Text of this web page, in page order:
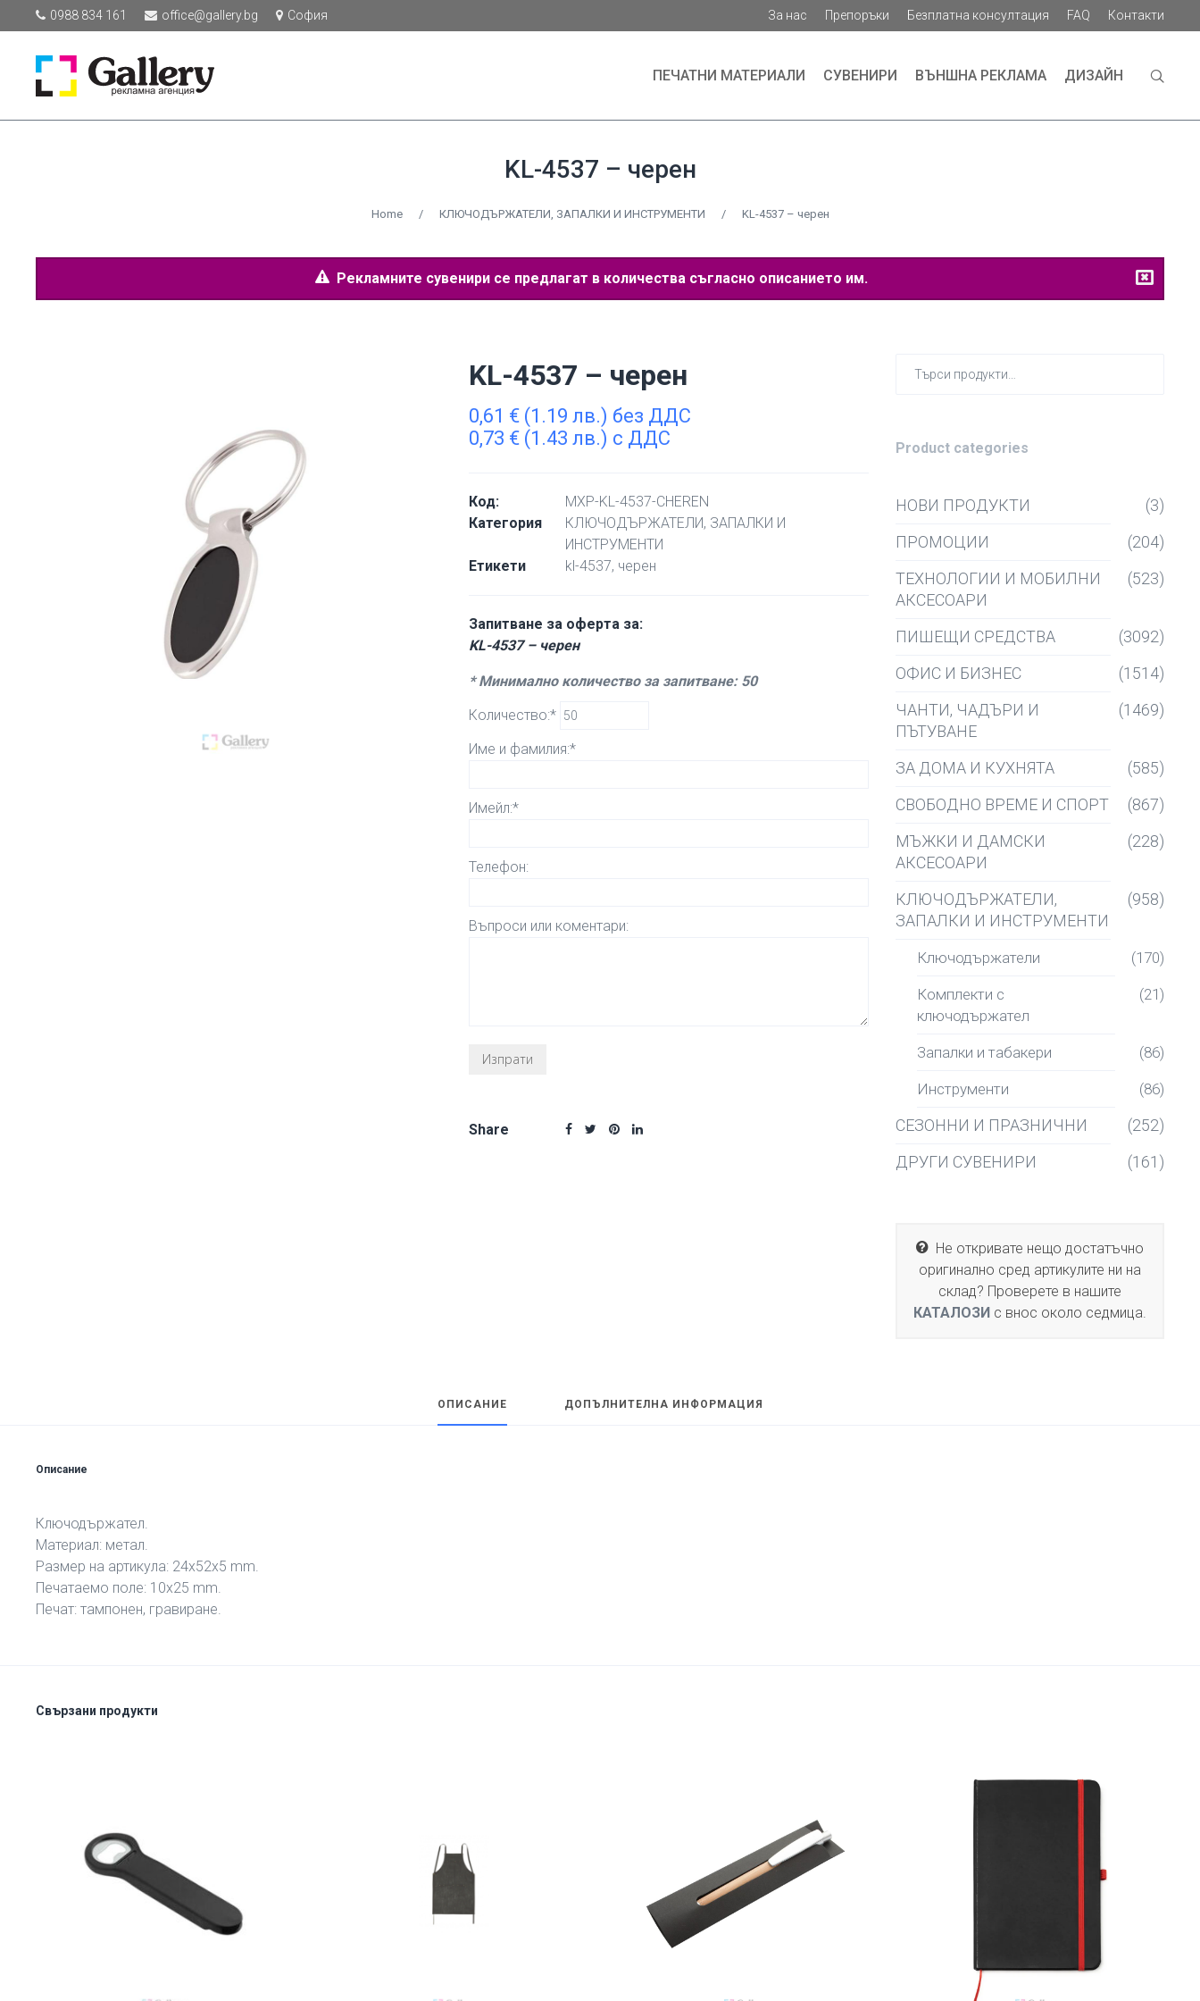
0988 834 161 office@gallery.bg София За нас Препоръки Безплатна консултация FAQ Контакти
ПЕЧАТНИ МАТЕРИАЛИ СУВЕНИРИ ВЪНШНА РЕКЛАМА ДИЗАЙН
KL-4537 – черен
Home / КЛЮЧОДЪРЖАТЕЛИ, ЗАПАЛКИ И ИНСТРУМЕНТИ / KL-4537 – черен
Рекламните сувенири се предлагат в количества съгласно описанието им.
KL-4537 – черен
0,61 € (1.19 лв.) без ДДС
0,73 € (1.43 лв.) с ДДС
Код:
MXP-KL-4537-CHEREN
Категория
КЛЮЧОДЪРЖАТЕЛИ, ЗАПАЛКИ И
ИНСТРУМЕНТИ
Етикети
kl-4537, черен
Запитване за оферта за:
KL-4537 – черен
* Минимално количество за запитване: 50
Количество:*
Име и фамилия:*
Имейл:*
Телефон:
Въпроси или коментари:
Share
Product categories
НОВИ ПРОДУКТИ
(3)
ПРОМОЦИИ
(204)
ТЕХНОЛОГИИ И МОБИЛНИ
АКСЕСОАРИ
(523)
ПИШЕЩИ СРЕДСТВА
(3092)
ОФИС И БИЗНЕС
(1514)
ЧАНТИ, ЧАДЪРИ И
ПЪТУВАНЕ
(1469)
ЗА ДОМА И КУХНЯТА
(585)
СВОБОДНО ВРЕМЕ И СПОРТ
(867)
МЪЖКИ И ДАМСКИ
АКСЕСОАРИ
(228)
КЛЮЧОДЪРЖАТЕЛИ,
ЗАПАЛКИ И ИНСТРУМЕНТИ
(958)
Ключодържатели (170)
Комплекти с
ключодържател
(21)
Запалки и табакери (86)
Инструменти (86)
СЕЗОННИ И ПРАЗНИЧНИ
(252)
ДРУГИ СУВЕНИРИ
(161)
Не откривате нещо достатъчно
оригинално сред артикулите ни на
склад? Проверете в нашите
КАТАЛОЗИ с внос около седмица.
ОПИСАНИЕ ДОПЪЛНИТЕЛНА ИНФОРМАЦИЯ
Описание
Ключодържател.
Материал: метал.
Размер на артикула: 24x52x5 mm.
Печатаемо поле: 10х25 mm.
Печат: тампонен, гравиране.
Свързани продукти